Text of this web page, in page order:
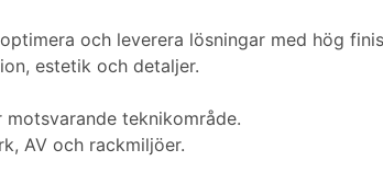
och leverera lösningar med hög
estetik och detaljer.
teknikområde.
AV och rackmiljöer.